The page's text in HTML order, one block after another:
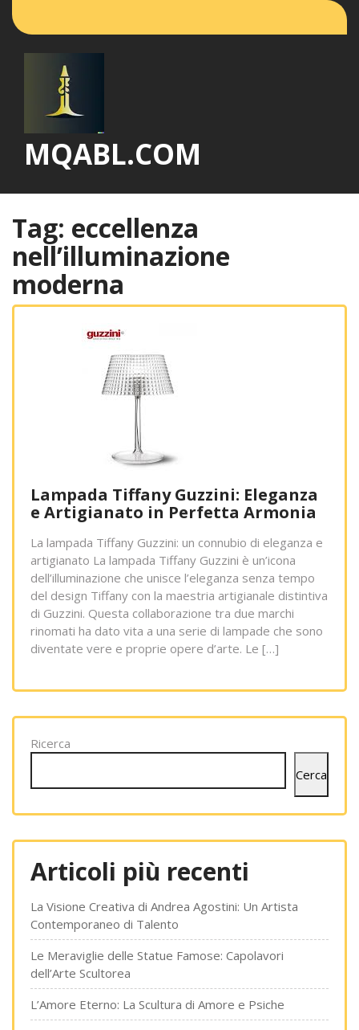
MQABL.COM
Tag: eccellenza
nell’illuminazione
moderna
Lampada Tiffany Guzzini: Eleganza
e Artigianato in Perfetta Armonia
La lampada Tiffany Guzzini: un connubio di eleganza e
artigianato La lampada Tiffany Guzzini è un’icona
dell’illuminazione che unisce l’eleganza senza tempo
del design Tiffany con la maestria artigianale distintiva
di Guzzini. Questa collaborazione tra due marchi
rinomati ha dato vita a una serie di lampade che sono
diventate vere e proprie opere d’arte. Le […]
Ricerca
Cerca
Articoli più recenti
La Visione Creativa di Andrea Agostini: Un Artista
Contemporaneo di Talento
Le Meraviglie delle Statue Famose: Capolavori
dell’Arte Scultorea
L’Amore Eterno: La Scultura di Amore e Psiche